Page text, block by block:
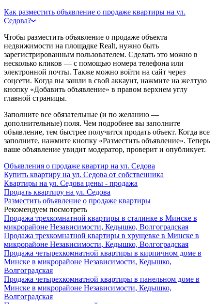
Как разместить объявление о продаже квартиры на ул.
Седова?
Чтобы разместить объявление о продаже объекта
недвижимости на площадке Realt, нужно быть
зарегистрированным пользователем. Сделать это можно в
несколько кликов — с помощью номера телефона или
электронной почты. Также можно войти на сайт через
соцсети. Когда вы зашли в свой аккаунт, нажмите на желтую
кнопку «Добавить объявление» в правом верхнем углу
главной страницы.
Заполните все обязательные (и по желанию —
дополнительные) поля. Чем подробнее вы заполните
объявление, тем быстрее получится продать объект. Когда все
заполните, нажмите кнопку «Разместить объявление». Теперь
ваше объявление увидит модератор, проверит и опубликует.
Объявления о продаже квартир на ул. Седова
Купить квартиру на ул. Седова от собственника
Квартиры на ул. Седова цены - продажа
Продать квартиру на ул. Седова
Разместить объявление о продаже квартиры
Рекомендуем посмотреть
Продажа трехкомнатной квартиры в сталинке в Минске в
микрорайоне Независимости, Кедышко, Волгоградская
Продажа трехкомнатной квартиры в хрущевке в Минске в
микрорайоне Независимости, Кедышко, Волгоградская
Продажа четырехкомнатной квартиры в кирпичном доме в
Минске в микрорайоне Независимости, Кедышко,
Волгоградская
Продажа четырехкомнатной квартиры в панельном доме в
Минске в микрорайоне Независимости, Кедышко,
Волгоградская